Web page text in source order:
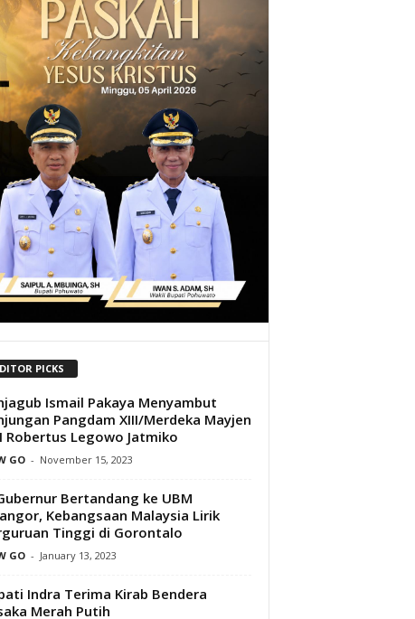
PICKS
Ismail Pakaya Menyambut
Pangdam XIII/Merdeka Mayjen
Robertus Legowo Jatmiko
GO - November 15, 2023
Bertandang ke UBM
Kebangsaan Malaysia Lirik
Tinggi di Gorontalo
GO - January 13, 2023
Indra Terima Kirab Bendera
Merah Putih